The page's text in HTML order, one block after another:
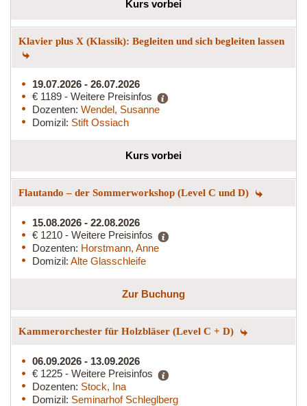
Kurs vorbei
Klavier plus X (Klassik): Begleiten und sich begleiten lassen
19.07.2026 - 26.07.2026
€ 1189 - Weitere Preisinfos
Dozenten: Wendel, Susanne
Domizil: Stift Ossiach
Kurs vorbei
Flautando – der Sommerworkshop (Level C und D)
15.08.2026 - 22.08.2026
€ 1210 - Weitere Preisinfos
Dozenten: Horstmann, Anne
Domizil: Alte Glasschleife
Zur Buchung
Kammerorchester für Holzbläser (Level C + D)
06.09.2026 - 13.09.2026
€ 1225 - Weitere Preisinfos
Dozenten: Stock, Ina
Domizil: Seminarhof Schleglberg